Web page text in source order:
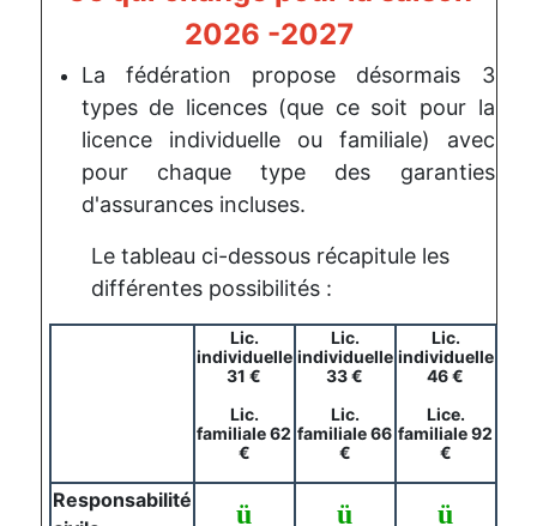
2026 -2027
La fédération propose désormais 3
types de licences (que ce soit pour la
licence individuelle ou familiale) avec
pour chaque type des garanties
d'assurances incluses.
Le tableau ci-dessous récapitule les
différentes possibilités :
Lic.
individuelle
31 €
Lic.
familiale 62
€
Lic.
individuelle
33 €
Lic.
familiale 66
€
Lic.
individuelle
46 €
Lice.
familiale 92
€
Responsabilité
ü ü ü